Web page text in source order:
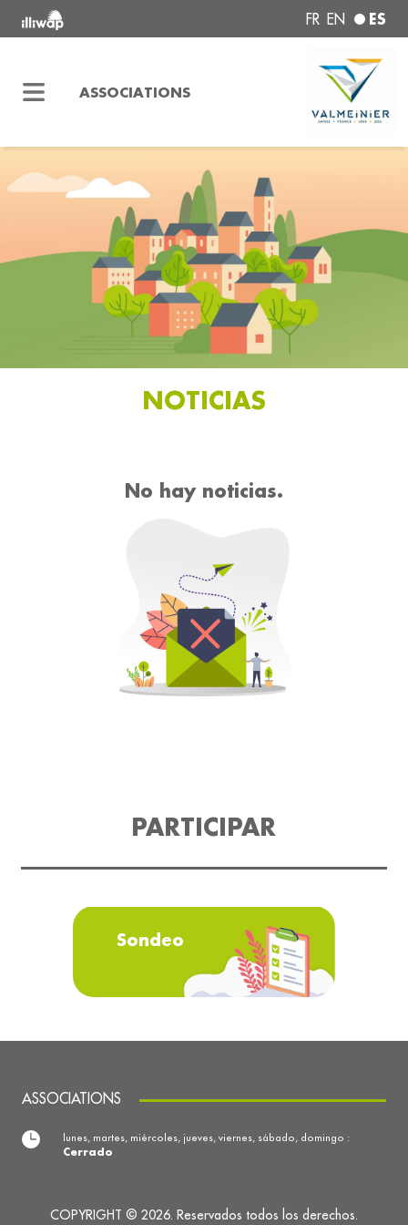
FR EN ES
ASSOCIATIONS
NOTICIAS
No hay noticias.
PARTICIPAR
Sondeo
ASSOCIATIONS
lunes, martes, miércoles, jueves, viernes, sábado, domingo :
Cerrado
COPYRIGHT © 2026. Reservados todos los derechos.